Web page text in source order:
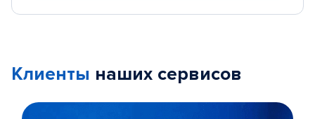
Клиенты наших сервисов